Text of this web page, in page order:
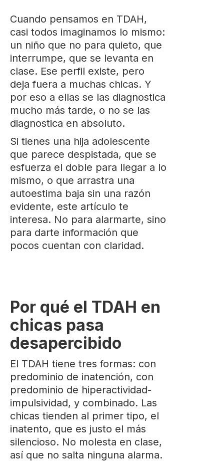
Cuando pensamos en TDAH,
casi todos imaginamos lo mismo:
un niño que no para quieto, que
interrumpe, que se levanta en
clase. Ese perfil existe, pero
deja fuera a muchas chicas. Y
por eso a ellas se las diagnostica
mucho más tarde, o no se las
diagnostica en absoluto.
Si tienes una hija adolescente
que parece despistada, que se
esfuerza el doble para llegar a lo
mismo, o que arrastra una
autoestima baja sin una razón
evidente, este artículo te
interesa. No para alarmarte, sino
para darte información que
pocos cuentan con claridad.
Por qué el TDAH en
chicas pasa
desapercibido
El TDAH tiene tres formas: con
predominio de inatención, con
predominio de hiperactividad-
impulsividad, y combinado. Las
chicas tienden al primer tipo, el
inatento, que es justo el más
silencioso. No molesta en clase,
así que no salta ninguna alarma.